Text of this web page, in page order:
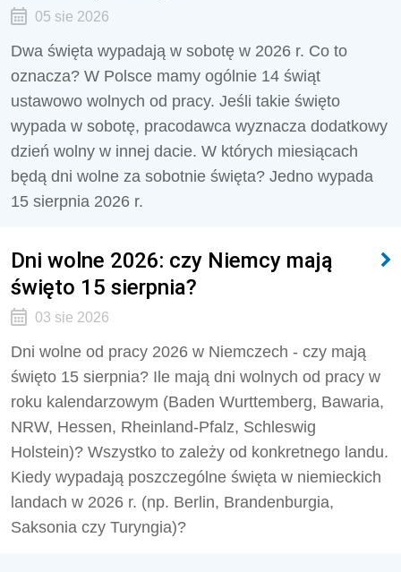
05 sie 2026
Dwa święta wypadają w sobotę w 2026 r. Co to
oznacza? W Polsce mamy ogólnie 14 świąt
ustawowo wolnych od pracy. Jeśli takie święto
wypada w sobotę, pracodawca wyznacza dodatkowy
dzień wolny w innej dacie. W których miesiącach
będą dni wolne za sobotnie święta? Jedno wypada
15 sierpnia 2026 r.
Dni wolne 2026: czy Niemcy mają
święto 15 sierpnia?
03 sie 2026
Dni wolne od pracy 2026 w Niemczech - czy mają
święto 15 sierpnia? Ile mają dni wolnych od pracy w
roku kalendarzowym (Baden Wurttemberg, Bawaria,
NRW, Hessen, Rheinland-Pfalz, Schleswig
Holstein)? Wszystko to zależy od konkretnego landu.
Kiedy wypadają poszczególne święta w niemieckich
landach w 2026 r. (np. Berlin, Brandenburgia,
Saksonia czy Turyngia)?